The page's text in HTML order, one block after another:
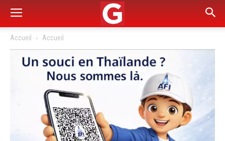
Accueil Accueil